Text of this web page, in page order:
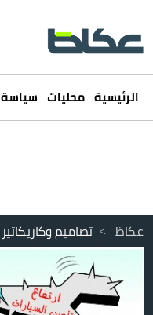
الرئيسية محليات سياسة
عكاظ > تصاميم وكاريكاتير